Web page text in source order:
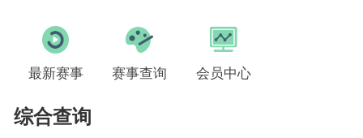
最新赛事 赛事查询 会员中心
综合查询